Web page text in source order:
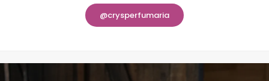
@crysperfumaria